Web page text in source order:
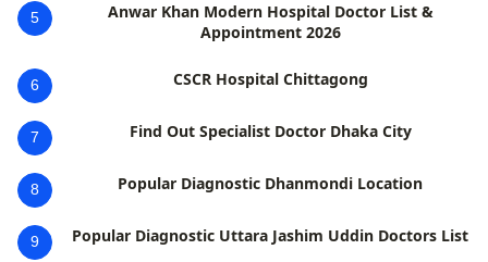
5
Anwar Khan Modern Hospital Doctor List &
Appointment 2026
6 CSCR Hospital Chittagong
7 Find Out Specialist Doctor Dhaka City
8 Popular Diagnostic Dhanmondi Location
9 Popular Diagnostic Uttara Jashim Uddin Doctors List